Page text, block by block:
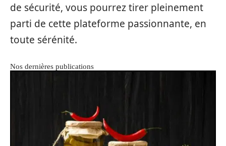
de sécurité, vous pourrez tirer pleinement
parti de cette plateforme passionnante, en
toute sérénité.
Nos dernières publications